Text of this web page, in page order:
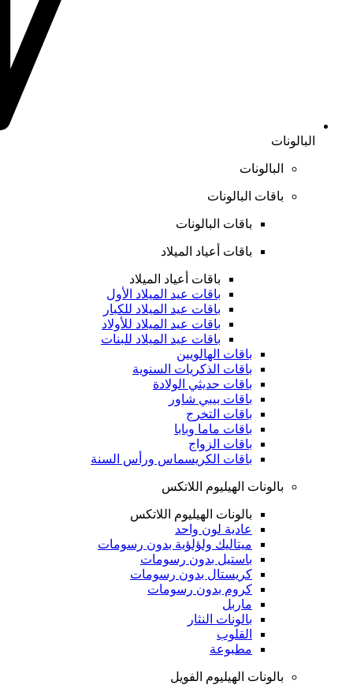
البالونات
البالونات
باقات البالونات
باقات البالونات
باقات أعياد الميلاد
باقات أعياد الميلاد
باقات عيد الميلاد الأول
باقات عيد الميلاد للكبار
باقات عيد الميلاد للأولاد
باقات عيد الميلاد للبنات
باقات الهالويين
باقات الذكريات السنوية
باقات حديثي الولادة
باقات بيبي شاور
باقات التخرج
باقات ماما وبابا
باقات الزواج
باقات الكريسماس ورأس السنة
بالونات الهيليوم اللاتكس
بالونات الهيليوم اللاتكس
عادية لون واحد
ميتاليك ولؤلؤية بدون رسومات
باستيل بدون رسومات
كريستال بدون رسومات
كروم بدون رسومات
ماربل
بالونات النثار
القلوب
مطبوعة
بالونات الهيليوم الفويل